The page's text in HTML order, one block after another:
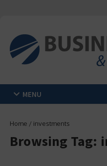
MENU
Home / investments
Browsing Tag: